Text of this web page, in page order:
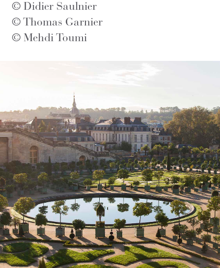
© Didier Saulnier
© Thomas Garnier
© Mehdi Toumi